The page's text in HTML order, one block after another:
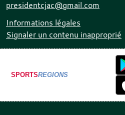
presidentcjac@gmail.com
Informations légales
Signaler un contenu inapproprié
SPORTSREGIONS